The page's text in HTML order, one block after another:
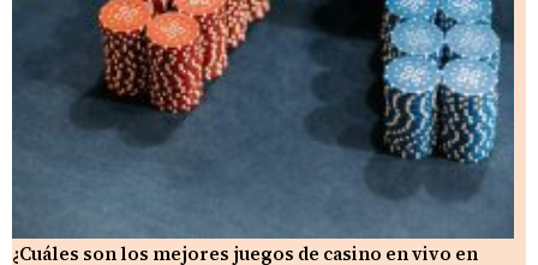
¿Cuáles son los mejores juegos de casino en vivo en